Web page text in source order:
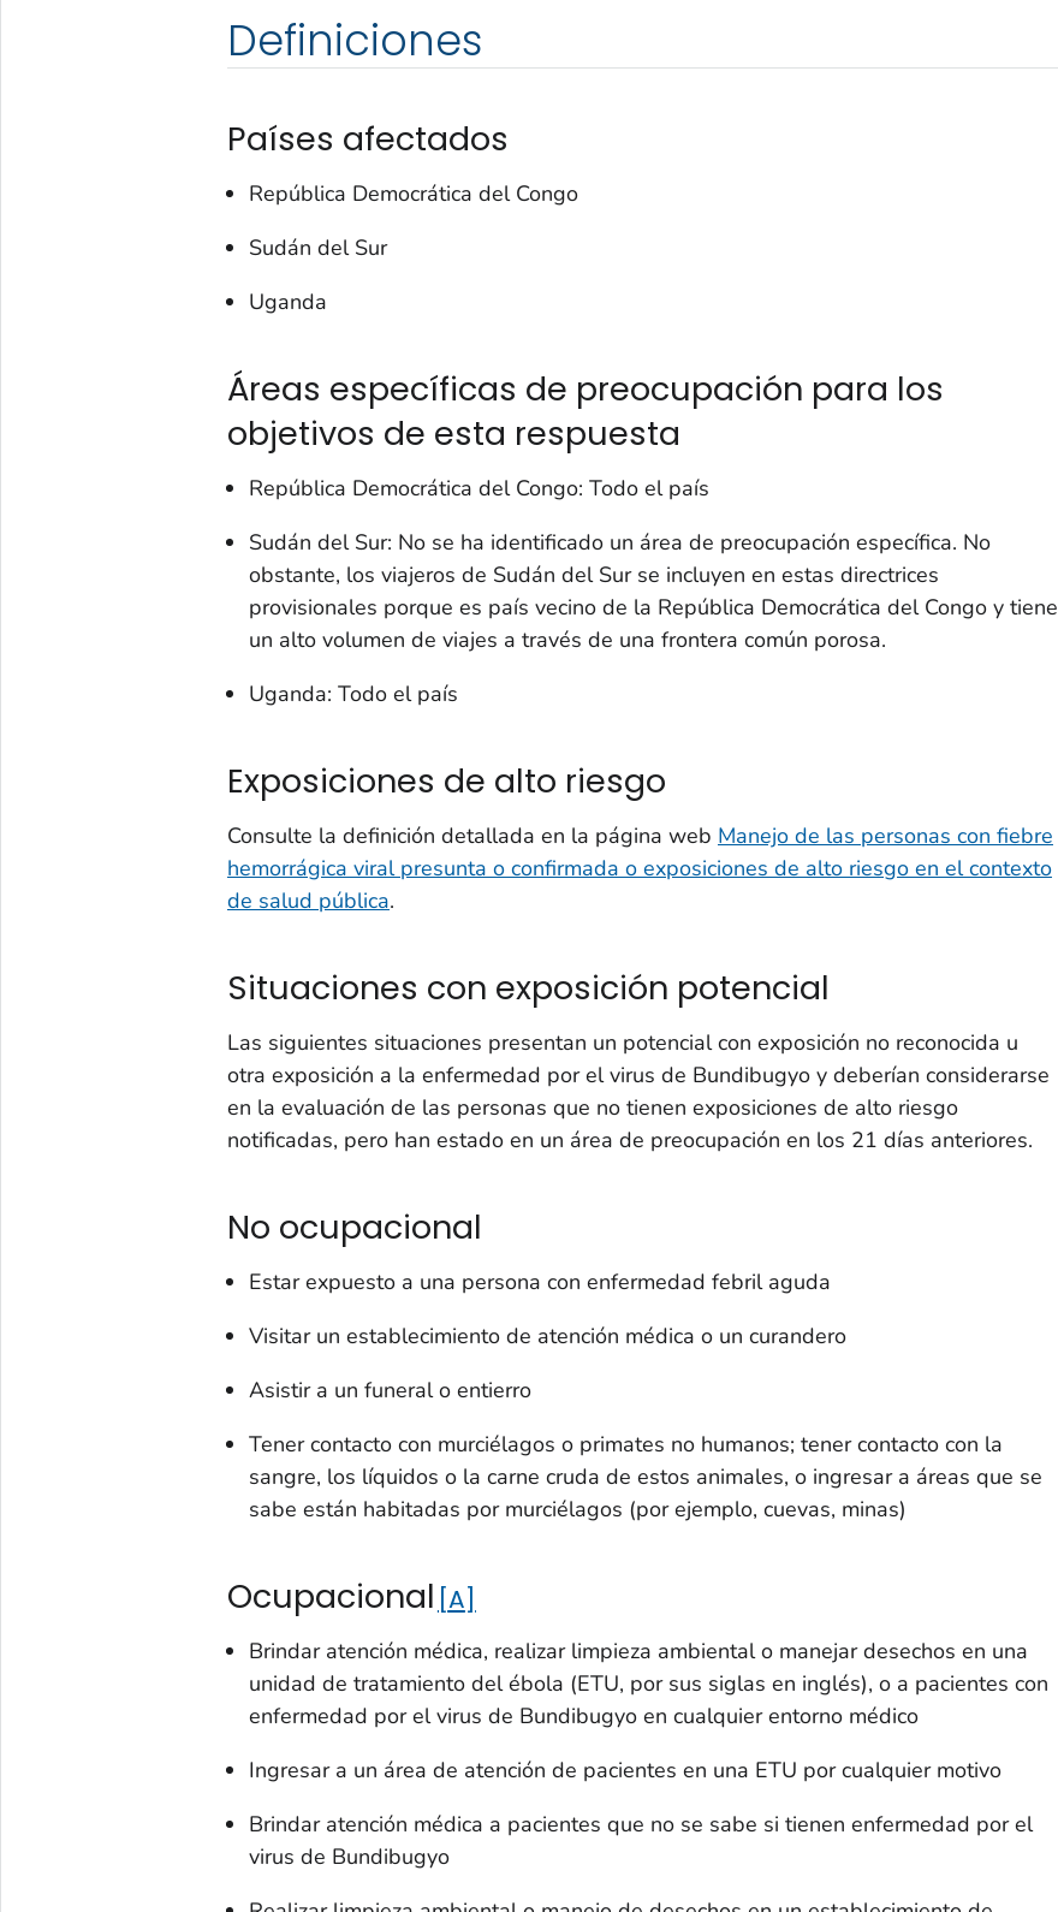
Definiciones
Países afectados
República Democrática del Congo
Sudán del Sur
Uganda
Áreas específicas de preocupación para los
objetivos de esta respuesta
República Democrática del Congo: Todo el país
Sudán del Sur: No se ha identificado un área de preocupación específica. No
obstante, los viajeros de Sudán del Sur se incluyen en estas directrices
provisionales porque es país vecino de la República Democrática del Congo y tiene
un alto volumen de viajes a través de una frontera común porosa.
Uganda: Todo el país
Exposiciones de alto riesgo
Consulte la definición detallada en la página web Manejo de las personas con fiebre
hemorrágica viral presunta o confirmada o exposiciones de alto riesgo en el contexto
de salud pública.
Situaciones con exposición potencial
Las siguientes situaciones presentan un potencial con exposición no reconocida u
otra exposición a la enfermedad por el virus de Bundibugyo y deberían considerarse
en la evaluación de las personas que no tienen exposiciones de alto riesgo
notificadas, pero han estado en un área de preocupación en los 21 días anteriores.
No ocupacional
Estar expuesto a una persona con enfermedad febril aguda
Visitar un establecimiento de atención médica o un curandero
Asistir a un funeral o entierro
Tener contacto con murciélagos o primates no humanos; tener contacto con la
sangre, los líquidos o la carne cruda de estos animales, o ingresar a áreas que se
sabe están habitadas por murciélagos (por ejemplo, cuevas, minas)
Ocupacional A
Brindar atención médica, realizar limpieza ambiental o manejar desechos en una
unidad de tratamiento del ébola (ETU, por sus siglas en inglés), o a pacientes con
enfermedad por el virus de Bundibugyo en cualquier entorno médico
Ingresar a un área de atención de pacientes en una ETU por cualquier motivo
Brindar atención médica a pacientes que no se sabe si tienen enfermedad por el
virus de Bundibugyo